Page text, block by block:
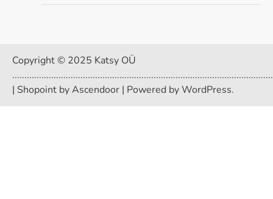
Copyright © 2025 Katsy OÜ
| Shopoint byAscendoor | Powered byWordPress.